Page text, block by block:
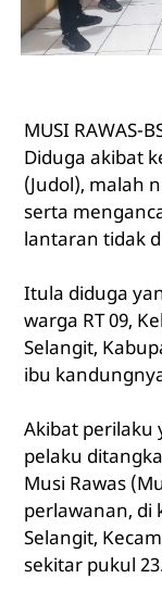
MUSI RAWAS-
Diduga akibat
(Judol), malah
serta
lantaran tidak
Itula diduga
warga RT 09,
Selangit,
ibu
Akibat perilaku
pelaku
Musi Rawas
perlawanan, di
Selangit,
sekitar pukul